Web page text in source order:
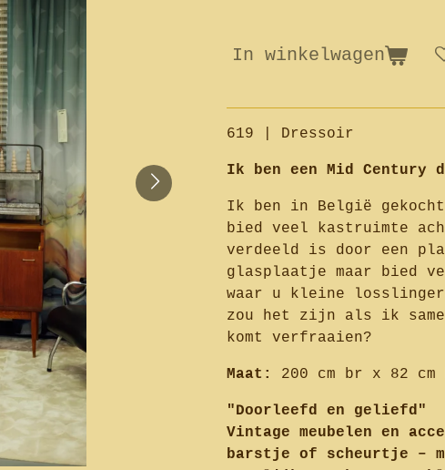
In winkelwagen
619 | Dressoir
Ik ben een Mid Century
Ik ben in België
bied veel kastruimte
verdeeld is door een
glasplaatje maar bied
waar u kleine
zou het zijn als ik
komt verfraaien?
Maat: 200 cm br x 82 cm
"Doorleefd en geliefd"
Vintage meubelen en
barstje of scheurtje –